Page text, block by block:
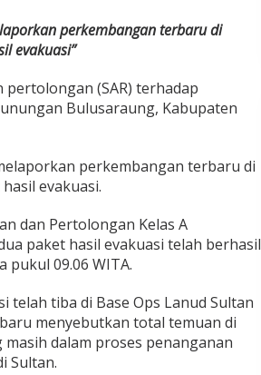
perkembangan terbaru di
evakuasi”
(SAR) terhadap
Bulusaraung, Kabupaten
perkembangan terbaru di
evakuasi.
dan Pertolongan Kelas A
paket hasil evakuasi telah berhasil
pukul 09.06 WITA.
telah tiba di Base Ops Lanud Sultan
menyebutkan total temuan di
dalam proses penanganan
Sultan.